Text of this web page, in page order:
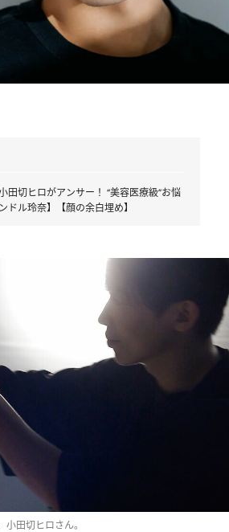
田切ヒロがアンサー！ “美容医療級”お悩
ドル玲奈】【顔の余白埋め】
小田切ヒロさん。